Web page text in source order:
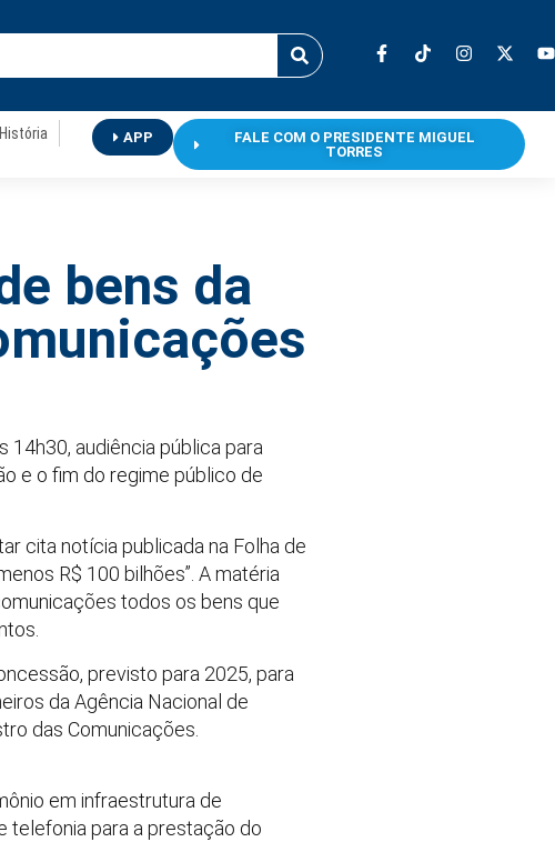
História
APP
FALE COM O PRESIDENTE MIGUEL
TORRES
bens da
14h30, audiência pública para
e o fim do regime público de
cita notícia publicada na Folha de
R$ 100 bilhões”. A matéria
todos os bens que
previsto para 2025, para
da Agência Nacional de
das Comunicações.
em infraestrutura de
telefonia para a prestação do